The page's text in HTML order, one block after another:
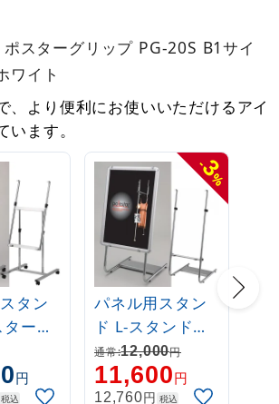
ポスターグリップ PG-20S B1サイ
ワイト
、より便利にお使いいただけるアイ
ます。
タン
ース
応
円
税込
-
3
%
パネル用スタン
ド L-スタンド
A2/B2/A1/B1対
応 (L-Stand)
通常:12,000円
11,600円
12,760円 税込